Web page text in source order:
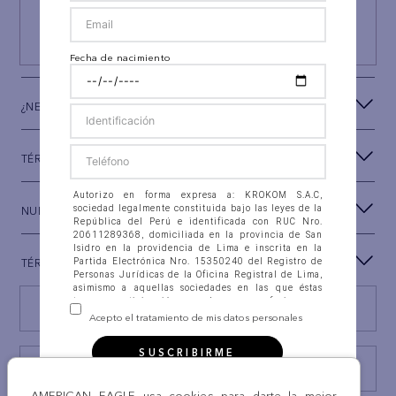
SUSCRIBIRSE
¿NECESITAS AYUDA?
TÉRMINOS Y CONDICIONES
NUESTRA MARCA
TÉRMINOS LEGALES
Fecha de nacimiento
Autorizo en forma expresa a: KROKOM S.A.C,
sociedad legalmente constituida bajo las leyes de la
República del Perú e identificada con RUC Nro.
20611289368, domiciliada en la provincia de San
Isidro en la providencia de Lima e inscrita en la
Partida Electrónica Nro. 15350240 del Registro de
Personas Jurídicas de la Oficina Registral de Lima,
asimismo a aquellas sociedades en las que éstas
tengan participación, con las que se fusionen o
integren (en adelante “la Compañía”), para que
automatizados, así como en ficheros físicos, accedan,
intercambien, consulten, soliciten, suministren,
personales que estoy suministrando a la Compañía
Acepto el tratamiento de mis datos personales
SUSCRIBIRME